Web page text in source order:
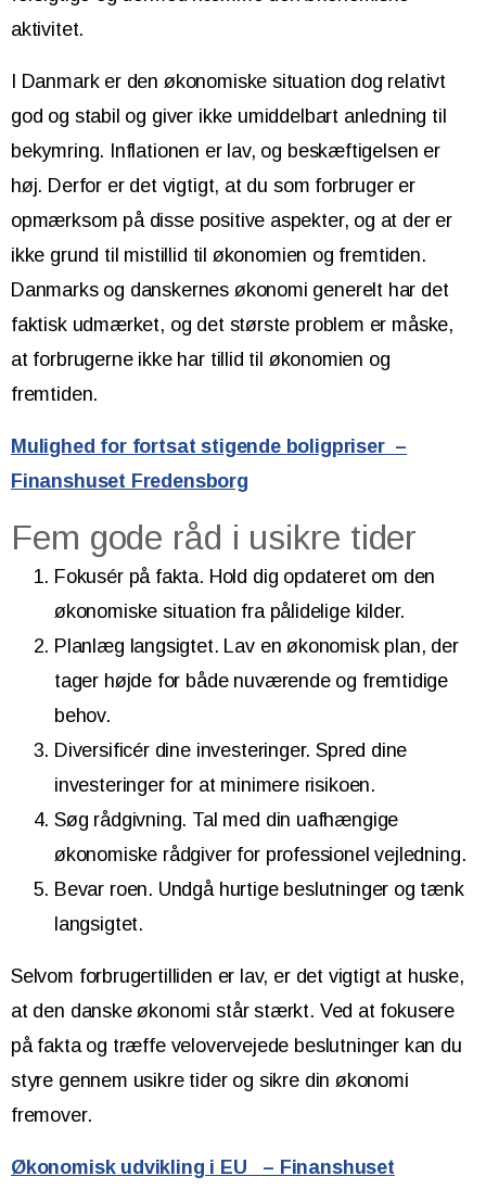
aktivitet.
I Danmark er den økonomiske situation dog relativt
god og stabil og giver ikke umiddelbart anledning til
bekymring. Inflationen er lav, og beskæftigelsen er
høj. Derfor er det vigtigt, at du som forbruger er
opmærksom på disse positive aspekter, og at der er
ikke grund til mistillid til økonomien og fremtiden.
Danmarks og danskernes økonomi generelt har det
faktisk udmærket, og det største problem er måske,
at forbrugerne ikke har tillid til økonomien og
fremtiden.
Mulighed for fortsat stigende boligpriser –
Finanshuset Fredensborg
Fem gode råd i usikre tider
Fokusér på fakta. Hold dig opdateret om den
økonomiske situation fra pålidelige kilder.
Planlæg langsigtet. Lav en økonomisk plan, der
tager højde for både nuværende og fremtidige
behov.
Diversificér dine investeringer. Spred dine
investeringer for at minimere risikoen.
Søg rådgivning. Tal med din uafhængige
økonomiske rådgiver for professionel vejledning.
Bevar roen. Undgå hurtige beslutninger og tænk
langsigtet.
Selvom forbrugertilliden er lav, er det vigtigt at huske,
at den danske økonomi står stærkt. Ved at fokusere
på fakta og træffe velovervejede beslutninger kan du
styre gennem usikre tider og sikre din økonomi
fremover.
Økonomisk udvikling i EU – Finanshuset